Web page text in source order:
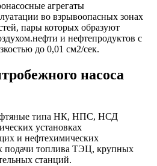
агрегаты
во взрывоопасных зонах
пары которых образуют
и нефтепродуктов с
до 0,01 см2/сек.
насоса
типа НК, НПС, НСД
установках
и нефтехимических
подачи топлива ТЭЦ, крупных
станций.